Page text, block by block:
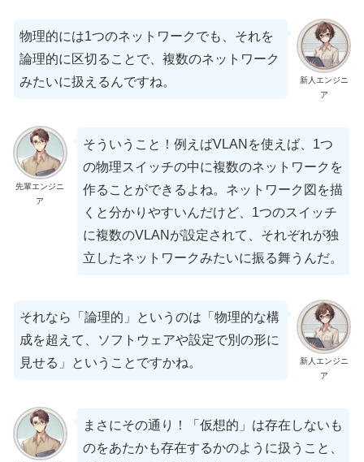
新人エンジニ
ア
物理的には1つのネットワークでも、それを
論理的に区切ることで、複数のネットワーク
みたいに扱えるんですね。
先輩エンジニ
ア
そういうこと！例えばVLANを使えば、1つ
の物理スイッチの中に複数のネットワークを
作ることができるよね。ネットワーク図を描
くと分かりやすいんだけど、1つのスイッチ
に複数のVLANが設定されて、それぞれが独
立したネットワークみたいに振る舞うんだ。
新人エンジニ
ア
それなら「論理的」というのは「物理的な構
成を超えて、ソフトウェアや設定で別の形に
見せる」ということですかね。
まさにその通り！「仮想的」は存在しないも
のをあたかも存在するかのように扱うこと、